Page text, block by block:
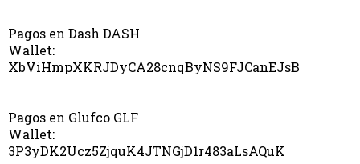
Pagos en Dash DASH
Wallet:
XbViHmpXKRJDyCA28cnqByNS9FJCanEJsB
Pagos en Glufco GLF
Wallet:
3P3yDK2Ucz5ZjquK4JTNGjD1r483aLsAQuK